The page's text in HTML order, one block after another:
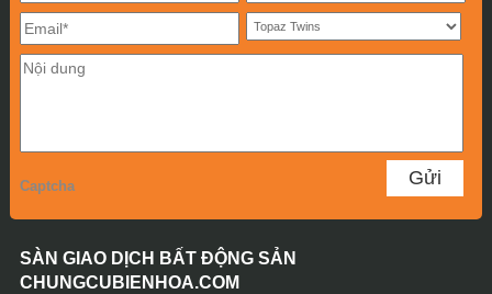
Captcha
SÀN GIAO DỊCH BẤT ĐỘNG SẢN
CHUNGCUBIENHOA.COM